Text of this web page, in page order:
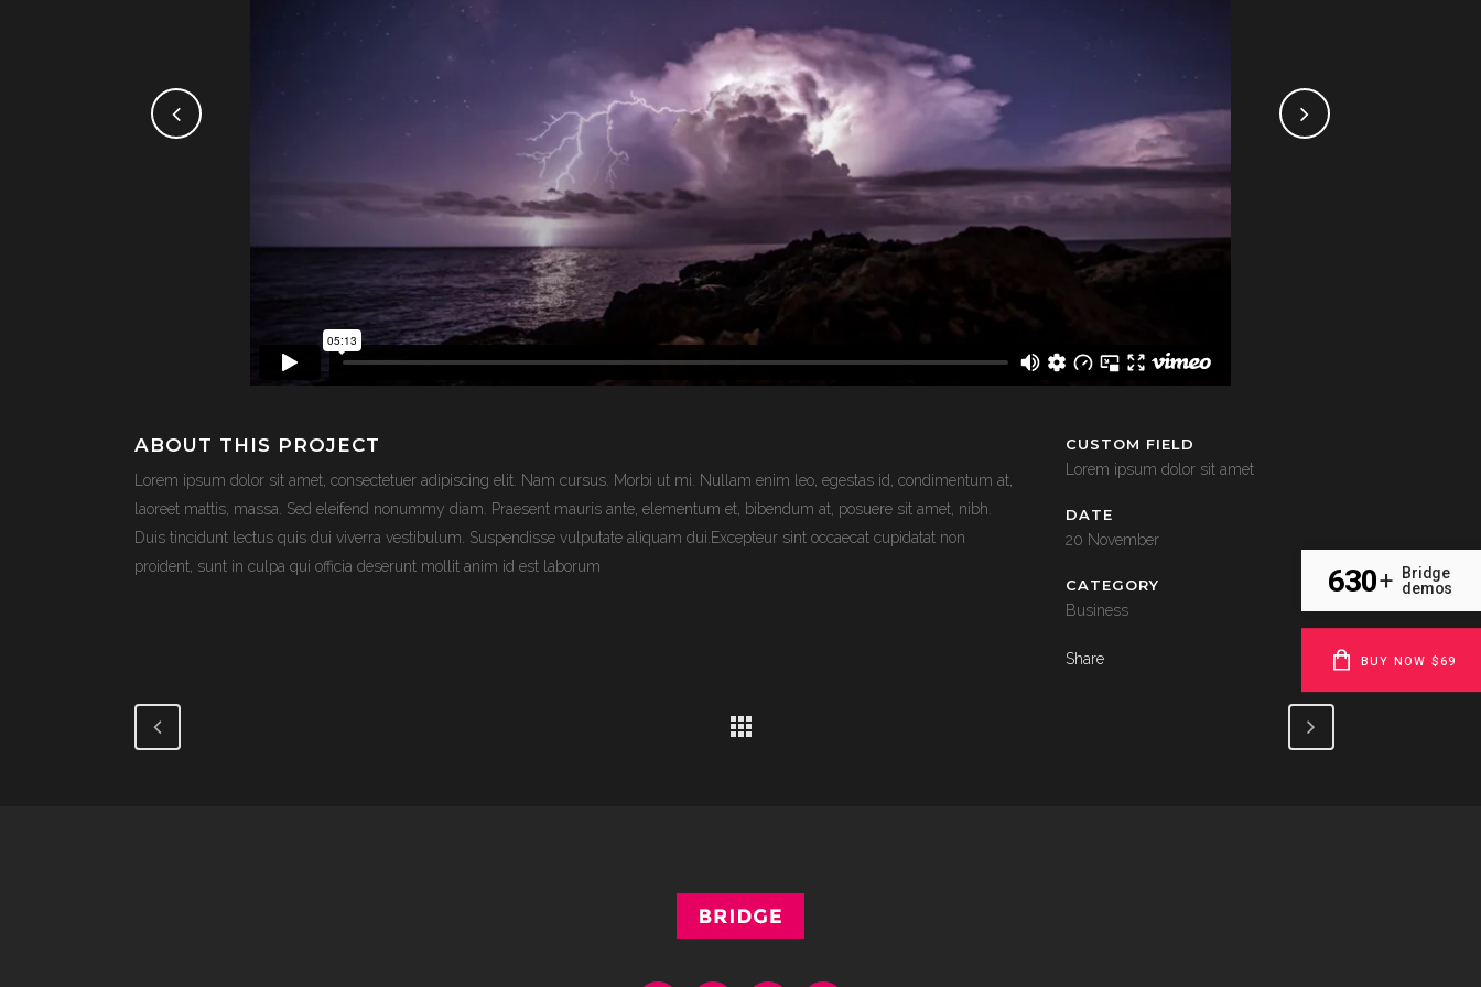
ABOUT THIS PROJECT
Lorem ipsum dolor sit amet, consectetuer adipiscing elit. Nam cursus. Morbi ut mi. Nullam enim leo, egestas id, condimentum at,
laoreet mattis, massa. Sed eleifend nonummy diam. Praesent mauris ante, elementum et, bibendum at, posuere sit amet, nibh.
Duis tincidunt lectus quis dui viverra vestibulum. Suspendisse vulputate aliquam dui.Excepteur sint occaecat cupidatat non
proident, sunt in culpa qui officia deserunt mollit anim id est laborum
CUSTOM FIELD
Lorem ipsum dolor sit amet
DATE
20 November
CATEGORY
Business
Share
630+
Bridge
demos
BUY NOW $69